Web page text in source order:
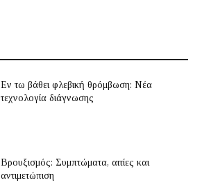
Εν τω βάθει φλεβική θρόμβωση: Νέα
τεχνολογία διάγνωσης
Βρουξισμός: Συμπτώματα, αιτίες και
αντιμετώπιση